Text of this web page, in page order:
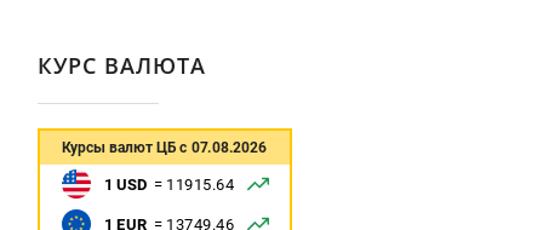
КУРС ВАЛЮТА